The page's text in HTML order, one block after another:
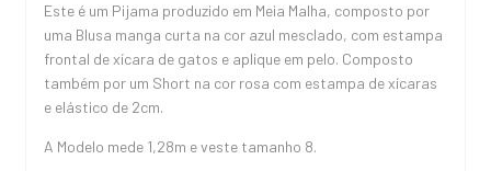
Este é um Pijama produzido em Meia Malha, composto por
uma Blusa manga curta na cor azul mesclado, com estampa
frontal de xícara de gatos e aplique em pelo. Composto
também por um Short na cor rosa com estampa de xícaras
e elástico de 2cm.
A Modelo mede 1,28m e veste tamanho 8.